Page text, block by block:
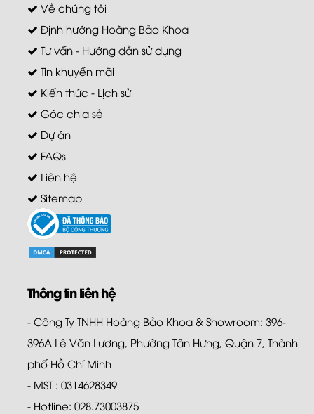
Về chúng tôi
Định hướng Hoàng Bảo Khoa
Tư vấn - Hướng dẫn sử dụng
Tin khuyến mãi
Kiến thức - Lịch sử
Góc chia sẻ
Dự án
FAQs
Liên hệ
Sitemap
Thông tin liên hệ
- Công Ty TNHH Hoàng Bảo Khoa & Showroom: 396-
396A Lê Văn Lương, Phường Tân Hưng, Quận 7, Thành
phố Hồ Chí Minh
- MST : 0314628349
- Hotline: 028.73003875